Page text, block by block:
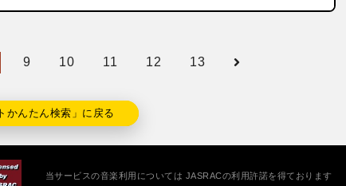
9 10 11 12 13
かんたん検索」に戻る
当サービスの音楽利用については JASRACの利用許諾を得ております